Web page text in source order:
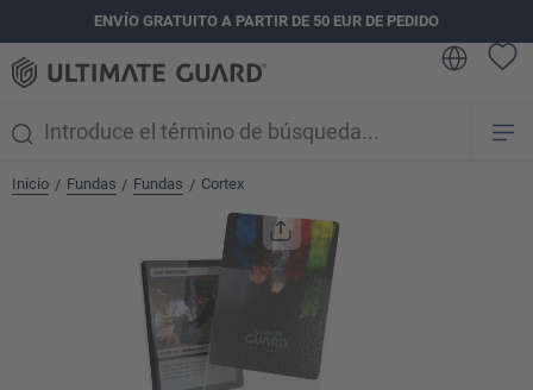
principalENVÍO GRATUITO A PARTIR DE 50 EUR DE PEDIDO
Inicio / Fundas / Fundas / Cortex